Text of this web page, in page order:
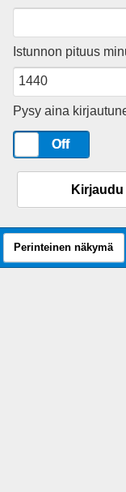
Istunnon pituus
Pysy aina
Off
Kirjaudu
Perinteinen näkymä